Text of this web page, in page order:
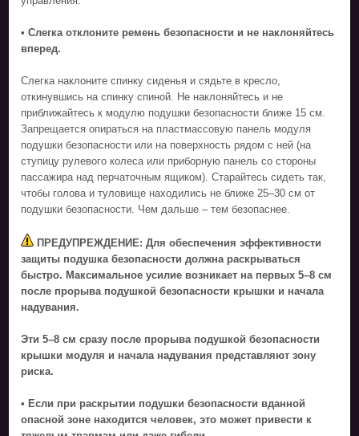
• Слегка отклоните ремень безопасности и не наклоняйтесь
вперед.
Слегка наклоните спинку сиденья и сядьте в кресло,
откинувшись на спинку спиной. Не наклоняйтесь и не
приближайтесь к модулю подушки безопасности ближе 15 см.
Запрещается опираться на пластмассовую панель модуля
подушки безопасности или на поверхность рядом с ней (на
ступицу рулевого колеса или приборную панель со стороны
пассажира над перчаточным ящиком). Старайтесь сидеть так,
чтобы голова и туловище находились не ближе 25–30 см от
подушки безопасности. Чем дальше – тем безопаснее.
ПРЕДУПРЕЖДЕНИЕ: Для обеспечения эффективности
защиты подушка безопасности должна раскрываться
быстро. Максимальное усилие возникает на первых 5–8 см
после прорыва подушкой безопасности крышки и начала
надувания.
Эти 5–8 см сразу после прорыва подушкой безопасности
крышки модуля и начала надувания представляют зону
риска.
• Если при раскрытии подушки безопасности вданной
опасной зоне находится человек, это может привести к